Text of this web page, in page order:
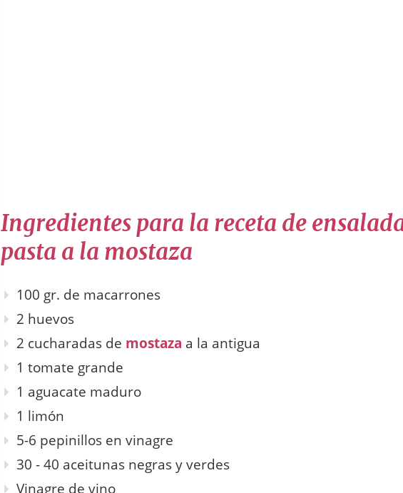
Ingredientes para la receta de
pasta a la mostaza
100 gr. de macarrones
2 huevos
2 cucharadas de mostaza a la antigua
1 tomate grande
1 aguacate maduro
1 limón
5-6 pepinillos en vinagre
30 - 40 aceitunas negras y verdes
Vinagre de vino